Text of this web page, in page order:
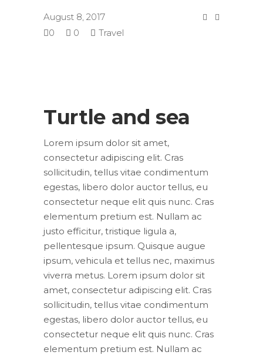
August 8, 2017
0
0 Travel
Turtle and sea
Lorem ipsum dolor sit amet,
consectetur adipiscing elit. Cras
sollicitudin, tellus vitae condimentum
egestas, libero dolor auctor tellus, eu
consectetur neque elit quis nunc. Cras
elementum pretium est. Nullam ac
justo efficitur, tristique ligula a,
pellentesque ipsum. Quisque augue
ipsum, vehicula et tellus nec, maximus
viverra metus. Lorem ipsum dolor sit
amet, consectetur adipiscing elit. Cras
sollicitudin, tellus vitae condimentum
egestas, libero dolor auctor tellus, eu
consectetur neque elit quis nunc. Cras
elementum pretium est. Nullam ac